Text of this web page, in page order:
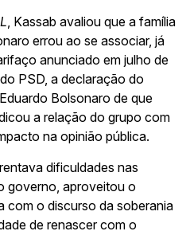
, Kassab avaliou que a família
errou ao se associar, já
anunciado em julho de
PSD, a declaração do
Bolsonaro de que
a relação do grupo com
na opinião pública.
dificuldades nas
governo, aproveitou o
com o discurso da soberania
de renascer com o